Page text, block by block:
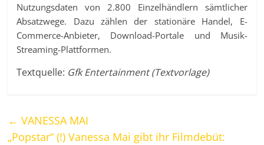
Nutzungsdaten von 2.800 Einzelhändlern sämtlicher
Absatzwege. Dazu zählen der stationäre Handel, E-
Commerce-Anbieter, Download-Portale und Musik-
Streaming-Plattformen.
Textquelle: Gfk Entertainment (Textvorlage)
← VANESSA MAI
„Popstar“ (!) Vanessa Mai gibt ihr Filmdebüt: